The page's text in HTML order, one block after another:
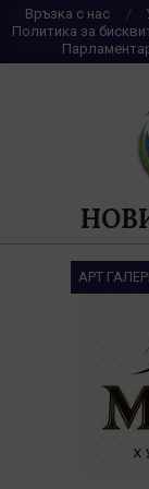
Skip
to
content
Връзка с нас
Политика за
АРТ